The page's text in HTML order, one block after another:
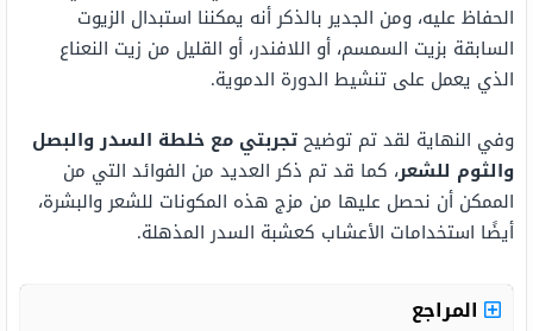
الحفاظ عليه، ومن الجدير بالذكر أنه يمكننا استبدال الزيوت
السابقة بزيت السمسم، أو اللافندر، أو القليل من زيت النعناع
الذي يعمل على تنشيط الدورة الدموية.
وفي النهاية لقد تم توضيحتجربتي مع خلطة السدر والبصل
والثوم للشعر، كما قد تم ذكر العديد من الفوائد التي من
الممكن أن نحصل عليها من مزج هذه المكونات للشعر والبشرة،
أيضًا استخدامات الأعشاب كعشبة السدر المذهلة.
المراجع